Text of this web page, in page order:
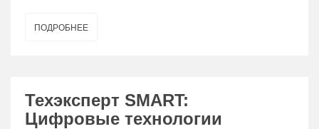
ПОДРОБНЕЕ
Техэксперт SMART:
Цифровые технологии